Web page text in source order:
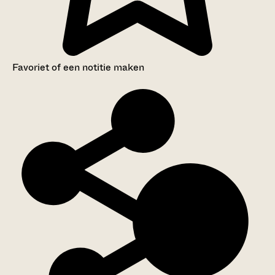
Favoriet of een notitie maken